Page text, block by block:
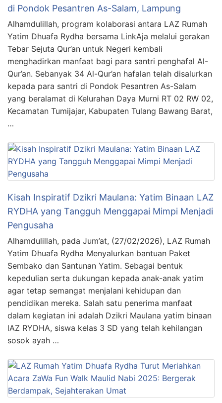
di Pondok Pesantren As-Salam, Lampung
Alhamdulillah, program kolaborasi antara LAZ Rumah
Yatim Dhuafa Rydha bersama LinkAja melalui gerakan
Tebar Sejuta Qur’an untuk Negeri kembali
menghadirkan manfaat bagi para santri penghafal Al-
Qur’an. Sebanyak 34 Al-Qur’an hafalan telah disalurkan
kepada para santri di Pondok Pesantren As-Salam
yang beralamat di Kelurahan Daya Murni RT 02 RW 02,
Kecamatan Tumijajar, Kabupaten Tulang Bawang Barat,
…
Kisah Inspiratif Dzikri Maulana: Yatim Binaan LAZ
RYDHA yang Tangguh Menggapai Mimpi Menjadi
Pengusaha
Alhamdulillah, pada Jum’at, (27/02/2026), LAZ Rumah
Yatim Dhuafa Rydha Menyalurkan bantuan Paket
Sembako dan Santunan Yatim. Sebagai bentuk
kepedulian serta dukungan kepada anak-anak yatim
agar tetap semangat menjalani kehidupan dan
pendidikan mereka. Salah satu penerima manfaat
dalam kegiatan ini adalah Dzikri Maulana yatim binaan
lAZ RYDHA, siswa kelas 3 SD yang telah kehilangan
sosok ayah …